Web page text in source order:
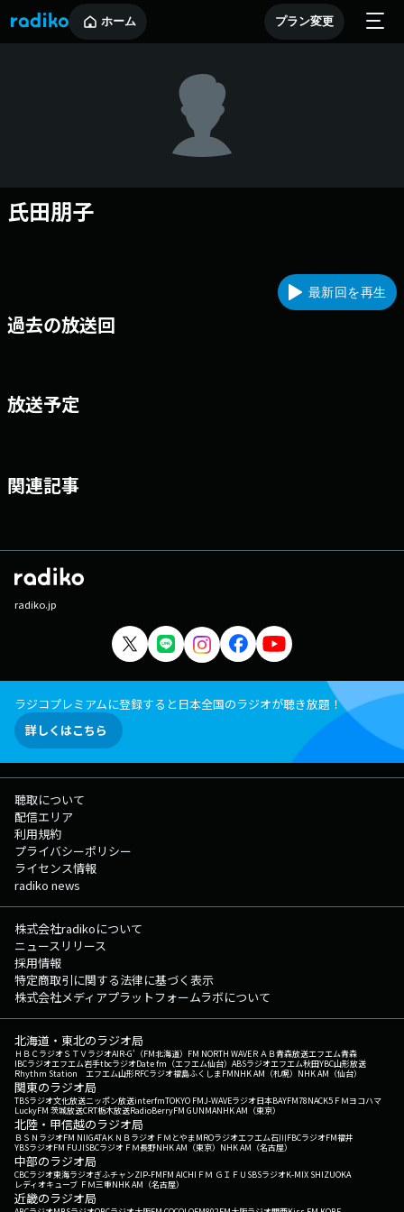
ホーム プラン変更
氏田朋子
最新回を再生
過去の放送回
放送予定
関連記事
radiko.jp
ラジコプレミアムに登録すると日本全国のラジオが聴き放題！
詳しくはこちら
聴取について
配信エリア
利用規約
プライバシーポリシー
ライセンス情報
radiko news
株式会社radikoについて
ニュースリリース
採用情報
特定商取引に関する法律に基づく表示
株式会社メディアプラットフォームラボについて
北海道・東北のラジオ局
ＨＢＣラジオＳＴＶラジオAIR-G'（FM北海道） FM NORTH WAVEＲＡＢ青森放送エフエム青森
IBCラジオエフエム岩手tbcラジオDate fm（エフエム仙台） ABSラジオエフエム秋田YBC山形放送
Rhythm Station エフエム山形RFCラジオ福島ふくしまFMNHK AM（札幌） NHK AM（仙台）
関東のラジオ局
TBSラジオ文化放送ニッポン放送interfmTOKYO FMJ-WAVEラジオ日本BAYFM78NACK5 ＦＭヨコハマ
LuckyFM 茨城放送CRT栃木放送RadioBerryFM GUNMANHK AM（東京）
北陸・甲信越のラジオ局
ＢＳＮラジオFM NIIGATAＫＮＢラジオ ＦＭとやまMROラジオエフエム石川FBCラジオFM福井
YBSラジオFM FUJISBCラジオ ＦＭ長野NHK AM（東京） NHK AM（名古屋）
中部のラジオ局
CBCラジオ東海ラジオぎふチャンZIP-FMFM AICHI ＦＭ ＧＩＦＵ SBSラジオK-MIX SHIZUOKA
レディオキューブ ＦＭ三重NHK AM（名古屋）
近畿のラジオ局